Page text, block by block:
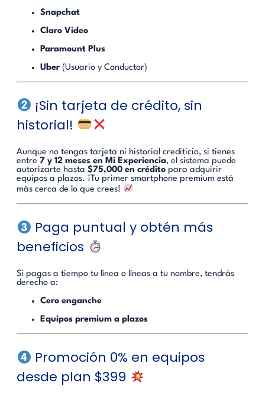
Snapchat
Claro Video
Paramount Plus
Uber(Usuario y Conductor)
¡Sin tarjeta de crédito, sin
historial!
Aunque no tengas tarjeta ni historial crediticio, si tienes
entre 7 y 12 meses en Mi Experiencia, el sistema puede
autorizarte hasta $75,000 en crédito para adquirir
equipos a plazos. ¡Tu primer smartphone premium está
más cerca de lo que crees!
Paga puntual y obtén más
beneficios
Si pagas a tiempo tu línea o líneas a tu nombre, tendrás
derecho a:
Cero enganche
Equipos premium a plazos
Promoción 0% en equipos
desde plan $399